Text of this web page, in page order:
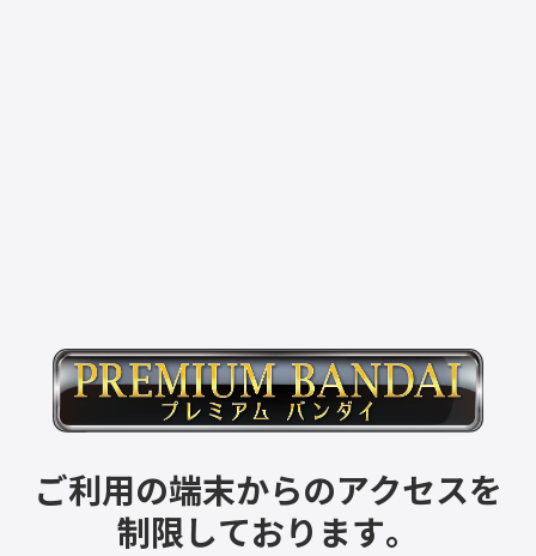
ご利用の端末からのアクセスを
制限しております。